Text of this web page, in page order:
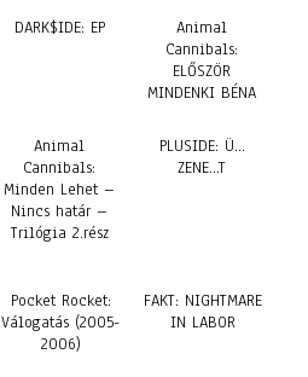
DARK$IDE: EP
Animal
Cannibals:
ELŐSZÖR
MINDENKI BÉNA
Animal
Cannibals:
Minden Lehet –
Nincs határ –
Trilógia 2.rész
PLUSIDE: Ü…
ZENE…T
Pocket Rocket:
Válogatás (2005-
2006)
FAKT: NIGHTMARE
IN LABOR